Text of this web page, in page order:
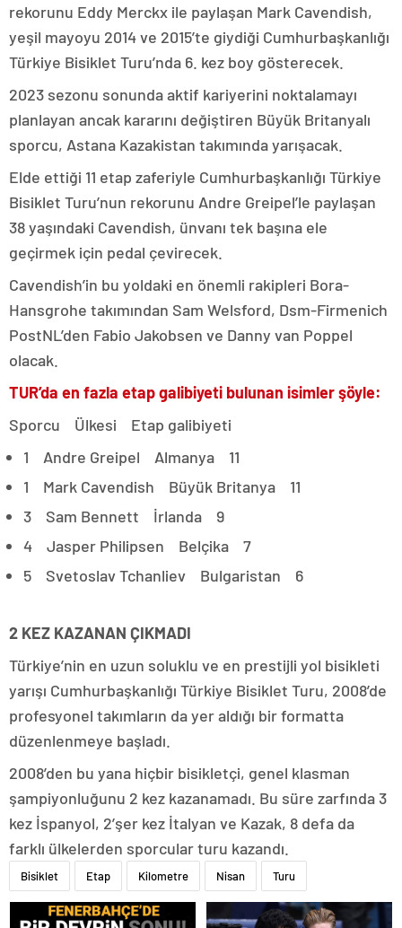
rekorunu Eddy Merckx ile paylaşan Mark Cavendish,
yeşil mayoyu 2014 ve 2015’te giydiği Cumhurbaşkanlığı
Türkiye Bisiklet Turu’nda 6. kez boy gösterecek.
2023 sezonu sonunda aktif kariyerini noktalamayı
planlayan ancak kararını değiştiren Büyük Britanyalı
sporcu, Astana Kazakistan takımında yarışacak.
Elde ettiği 11 etap zaferiyle Cumhurbaşkanlığı Türkiye
Bisiklet Turu’nun rekorunu Andre Greipel’le paylaşan
38 yaşındaki Cavendish, ünvanı tek başına ele
geçirmek için pedal çevirecek.
Cavendish’in bu yoldaki en önemli rakipleri Bora-
Hansgrohe takımından Sam Welsford, Dsm-Firmenich
PostNL’den Fabio Jakobsen ve Danny van Poppel
olacak.
TUR’da en fazla etap galibiyeti bulunan isimler şöyle:
Sporcu Ülkesi Etap galibiyeti
1 Andre Greipel Almanya 11
1 Mark Cavendish Büyük Britanya 11
3 Sam Bennett İrlanda 9
4 Jasper Philipsen Belçika 7
5 Svetoslav Tchanliev Bulgaristan 6
2 KEZ KAZANAN ÇIKMADI
Türkiye’nin en uzun soluklu ve en prestijli yol bisikleti
yarışı Cumhurbaşkanlığı Türkiye Bisiklet Turu, 2008’de
profesyonel takımların da yer aldığı bir formatta
düzenlenmeye başladı.
2008’den bu yana hiçbir bisikletçi, genel klasman
şampiyonluğunu 2 kez kazanamadı. Bu süre zarfında 3
kez İspanyol, 2’şer kez İtalyan ve Kazak, 8 defa da
farklı ülkelerden sporcular turu kazandı.
Bisiklet Etap Kilometre Nisan Turu